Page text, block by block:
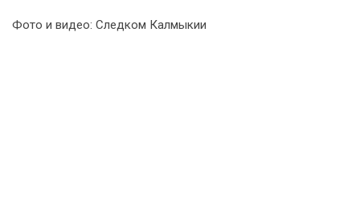
Фото и видео: Следком Калмыкии